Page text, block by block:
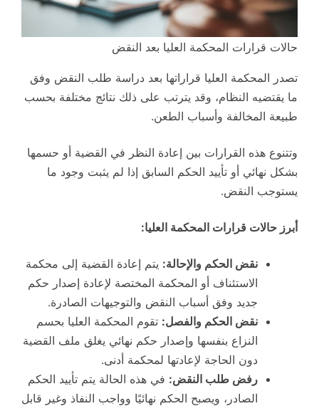
حالات قرارات المحكمة العليا بعد النقض
تصدر المحكمة العليا قراراتها بعد دراسة طلب النقض وفق
ما يقتضيه النظام، وقد يترتب على ذلك نتائج مختلفة بحسب
طبيعة المخالفة وأسباب الطعن.
وتتنوع هذه القرارات بين إعادة النظر في القضية أو حسمها
بشكل نهائي أو تأييد الحكم السابق إذا لم يثبت وجود ما
يستوجب النقض.
أبرز حالات قرارات المحكمة العليا:
نقض الحكم والإحالة: يتم إعادة القضية إلى محكمة
الاستئناف أو المحكمة المختصة لإعادة إصدار حكم
جديد وفق أسباب النقض والتوجيهات الصادرة.
نقض الحكم والفصل: تقوم المحكمة العليا بحسم
النزاع بنفسها وإصدار حكم نهائي يغلق ملف القضية
دون الحاجة لإعادتها لمحكمة أدنى.
رفض طلب النقض: في هذه الحالة يتم تأييد الحكم
الصادر، ويصبح الحكم نهائيًا وواجب النفاذ وغير قابل